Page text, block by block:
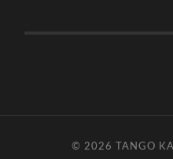
© 2026 TANGO